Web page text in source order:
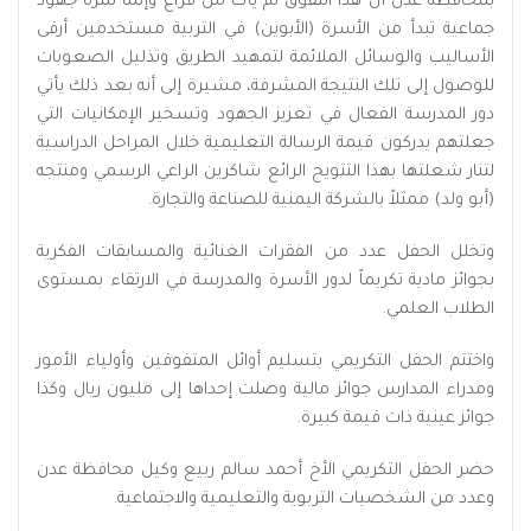
جماعية تبدأ من الأسرة (الأبوين) في التربية مستخدمين أرقى
الأساليب والوسائل الملائمة لتمهيد الطريق وتذليل الصعوبات
للوصول إلى تلك النتيجة المشرفة، مشيرة إلى أنه بعد ذلك يأتي
دور المدرسة الفعال في تعزيز الجهود وتسخير الإمكانيات التي
جعلتهم يدركون قيمة الرسالة التعليمية خلال المراحل الدراسية
لتنار شعلتها بهذا التتويج الرائع شاكرين الراعي الرسمي ومنتجه
(أبو ولد) ممثلاً بالشركة اليمنية للصناعة والتجارة.
وتخلل الحفل عدد من الفقرات الغنائية والمسابقات الفكرية
بجوائز مادية تكريماً لدور الأسرة والمدرسة في الارتقاء بمستوى
الطلاب العلمي.
واختتم الحفل التكريمي بتسليم أوائل المتفوقين وأولياء الأمور
ومدراء المدارس جوائز مالية وصلت إحداها إلى مليون ريال وكذا
جوائز عينية ذات قيمة كبيرة.
حضر الحفل التكريمي الأخ أحمد سالم ربيع وكيل محافظة عدن
وعدد من الشخصيات التربوية والتعليمية والاجتماعية.